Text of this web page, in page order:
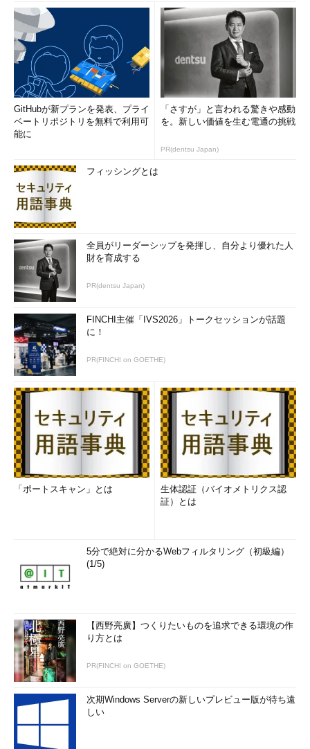
GitHubが新プランを発表、プライ
ベートリポジトリを無料で利用可
能に
「さすが」と言われる驚きや感動
を。新しい価値を生む電通の挑戦
PR(dentsu Japan)
フィッシングとは
全員がリーダーシップを発揮し、自分より優れた人
財を育成する
PR(dentsu Japan)
FINCHI主催「IVS2026」トークセッションが話題
に！
PR(FINCHI on GOETHE)
「ポートスキャン」とは
生体認証（バイオメトリクス認
証）とは
5分で絶対に分かるWebフィルタリング（初級編）
(1/5)
【西野亮廣】つくりたいものを追求できる環境の作
り方とは
PR(FINCHI on GOETHE)
次期Windows Serverの新しいプレビュー版が待ち遠
しい